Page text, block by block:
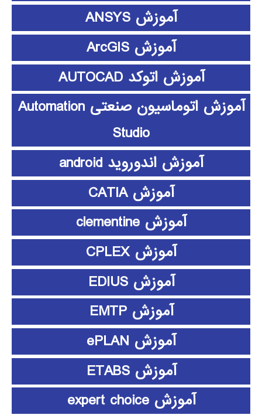
آموزش ANSYS
آموزش ArcGIS
آموزش اتوکد AUTOCAD
آموزش اتوماسیون صنعتی Automation
Studio
آموزش اندوروید android
آموزش CATIA
آموزش clementine
آموزش CPLEX
آموزش EDIUS
آموزش EMTP
آموزش ePLAN
آموزش ETABS
آموزش expert choice